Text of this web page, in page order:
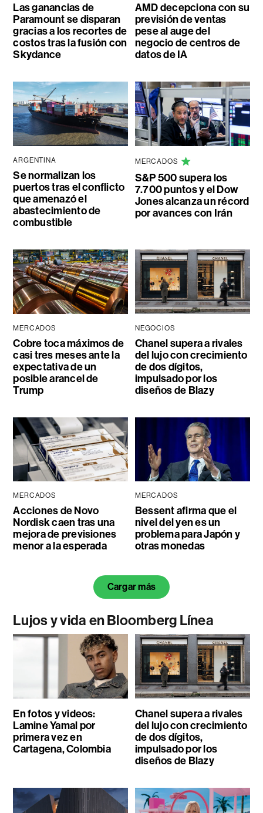
Las ganancias de
Paramount se disparan
gracias a los recortes de
costos tras la fusión con
Skydance
AMD decepciona con su
previsión de ventas
pese al auge del
negocio de centros de
datos de IA
ARGENTINA
Se normalizan los
puertos tras el conflicto
que amenazó el
abastecimiento de
combustible
MERCADOS
S&P 500 supera los
7.700 puntos y el Dow
Jones alcanza un récord
por avances con Irán
MERCADOS
Cobre toca máximos de
casi tres meses ante la
expectativa de un
posible arancel de
Trump
NEGOCIOS
Chanel supera a rivales
del lujo con crecimiento
de dos dígitos,
impulsado por los
diseños de Blazy
MERCADOS
Acciones de Novo
Nordisk caen tras una
mejora de previsiones
menor a la esperada
MERCADOS
Bessent afirma que el
nivel del yen es un
problema para Japón y
otras monedas
Cargar más
Lujos y vida en Bloomberg Línea
En fotos y videos:
Lamine Yamal por
primera vez en
Cartagena, Colombia
Chanel supera a rivales
del lujo con crecimiento
de dos dígitos,
impulsado por los
diseños de Blazy